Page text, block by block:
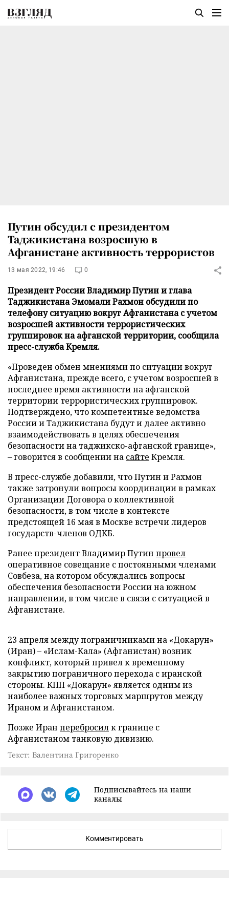
Путин обсудил с президентом
Таджикистана возросшую в
Афганистане активность террористов
13 мая 2022, 19:46 0
Президент России Владимир Путин и глава
Таджикистана Эмомали Рахмон обсудили по
телефону ситуацию вокруг Афганистана с учетом
возросшей активности террористических
группировок на афганской территории, сообщила
пресс-служба Кремля.
«Проведен обмен мнениями по ситуации вокруг
Афганистана, прежде всего, с учетом возросшей в
последнее время активности на афганской
территории террористических группировок.
Подтверждено, что компетентные ведомства
России и Таджикистана будут и далее активно
взаимодействовать в целях обеспечения
безопасности на таджикско-афганской границе»,
– говорится в сообщении на сайте Кремля.
В пресс-службе добавили, что Путин и Рахмон
также затронули вопросы координации в рамках
Организации Договора о коллективной
безопасности, в том числе в контексте
предстоящей 16 мая в Москве встречи лидеров
государств-членов ОДКБ.
Ранее президент Владимир Путин провел
оперативное совещание с постоянными членами
Совбеза, на котором обсуждались вопросы
обеспечения безопасности России на южном
направлении, в том числе в связи с ситуацией в
Афганистане.
23 апреля между пограничниками на «Докарун»
(Иран) – «Ислам-Кала» (Афганистан) возник
конфликт, который привел к временному
закрытию пограничного перехода с иранской
стороны. КПП «Докарун» является одним из
наиболее важных торговых маршрутов между
Ираном и Афганистаном.
Позже Иран перебросилк границе с
Афганистаном танковую дивизию.
Текст: Валентина Григоренко
Подписывайтесь на наши
каналы
Комментировать